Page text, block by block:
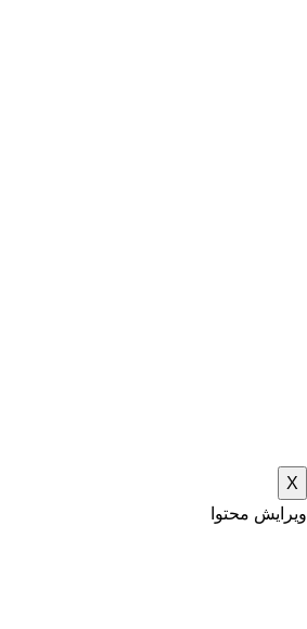
X
ویرایش محتوا